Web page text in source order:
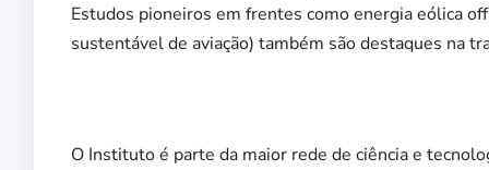
Estudos pioneiros em frentes como energia eólica
sustentável de aviação) também são destaques na
O Instituto é parte da maior rede de ciência e